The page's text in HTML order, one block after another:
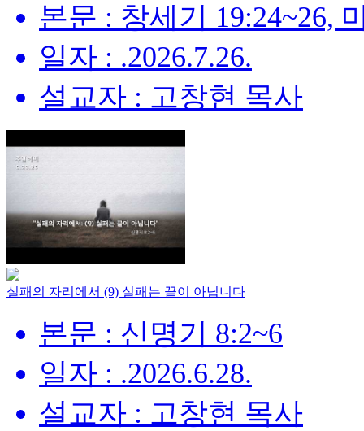
본문 : 창세기 19:24~26,
일자 : .2026.7.26.
설교자 : 고창현 목사
실패의 자리에서 (9) 실패는 끝이 아닙니다
본문 : 신명기 8:2~6
일자 : .2026.6.28.
설교자 : 고창현 목사